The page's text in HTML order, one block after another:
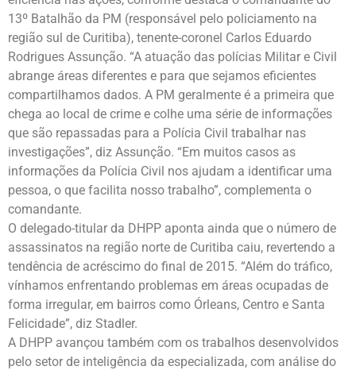
13º Batalhão da PM (responsável pelo policiamento na
região sul de Curitiba), tenente-coronel Carlos Eduardo
Rodrigues Assunção. “A atuação das polícias Militar e Civil
abrange áreas diferentes e para que sejamos eficientes
compartilhamos dados. A PM geralmente é a primeira que
chega ao local de crime e colhe uma série de informações
que são repassadas para a Polícia Civil trabalhar nas
investigações”, diz Assunção. “Em muitos casos as
informações da Polícia Civil nos ajudam a identificar uma
pessoa, o que facilita nosso trabalho”, complementa o
comandante.
O delegado-titular da DHPP aponta ainda que o número de
assassinatos na região norte de Curitiba caiu, revertendo a
tendência de acréscimo do final de 2015. “Além do tráfico,
vínhamos enfrentando problemas em áreas ocupadas de
forma irregular, em bairros como Órleans, Centro e Santa
Felicidade”, diz Stadler.
A DHPP avançou também com os trabalhos desenvolvidos
pelo setor de inteligência da especializada, com análise do